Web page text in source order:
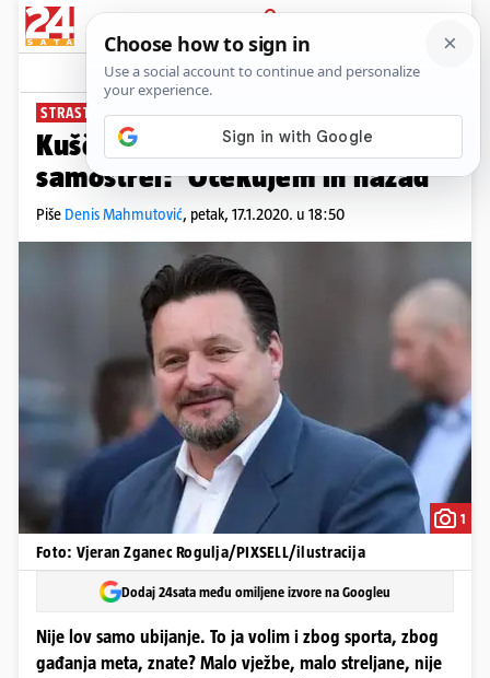
PRIJAVA
News Komentari
STRASTVENI LOVAC
Kuščeviću oduzeli četiri puške i
samostrel: 'Očekujem ih nazad'
Piše Denis Mahmutović, petak, 17.1.2020. u 18:50
1
Foto: Vjeran Zganec Rogulja/PIXSELL/ilustracija
Dodaj 24sata među omiljene izvore na Googleu
Nije lov samo ubijanje. To ja volim i zbog sporta, zbog
gađanja meta, znate? Malo vježbe, malo streljane, nije